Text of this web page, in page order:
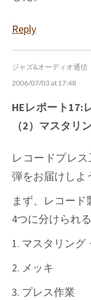
Reply
ジャズ&オーディオ通信
2006/07/03 at 17:48
HEレポート17:
（2）マスタリ
レコードプレ
弾をお届けしよ
まず、レコー
4つに分けられる
1. マスタリング
2. メッキ
3. プレス作業